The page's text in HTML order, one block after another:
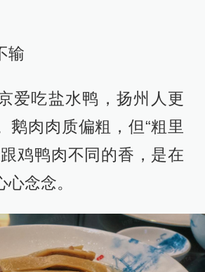
输
爱吃盐水鸭，扬州人更
鹅肉肉质偏粗，但“粗里
鸡鸭肉不同的香，是在
念念。